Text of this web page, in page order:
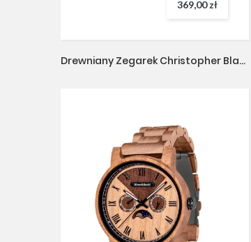
369,00 zł
Drewniany Zegarek Christopher Black